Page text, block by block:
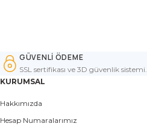
GÜVENLİ ÖDEME
SSL sertifikası ve 3D güvenlik sistemi.
KURUMSAL
Hakkımızda
Hesap Numaralarımız